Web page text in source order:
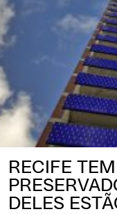
RECIFE
DELES